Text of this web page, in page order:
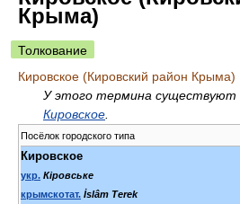
Крыма)
Толкование
Кировское (Кировский район Крыма)
У этого термина существуют
Кировское
Посёлок городского типа
Кировское
укр. Кіровське
крымскотат. İslâm Terek